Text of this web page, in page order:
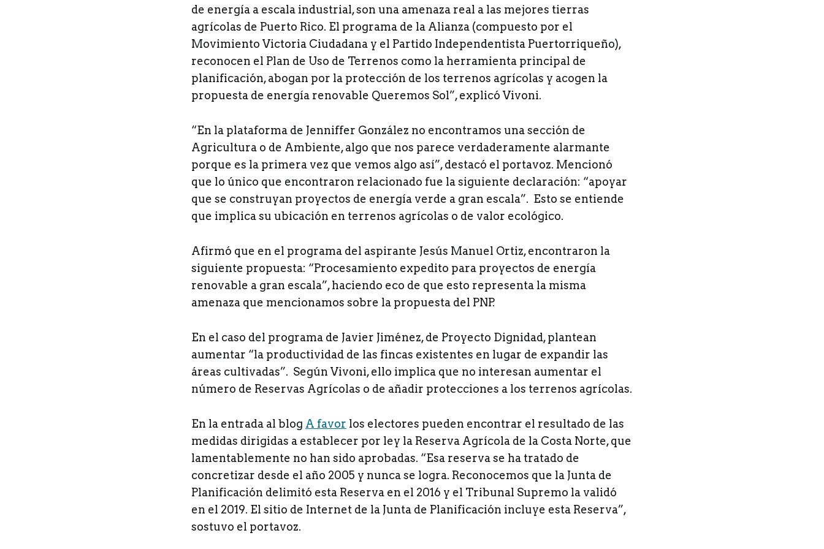
de energía a escala industrial, son una amenaza real a las mejores tierras
agrícolas de Puerto Rico. El programa de la Alianza (compuesto por el
Movimiento Victoria Ciudadana y el Partido Independentista Puertorriqueño),
reconocen el Plan de Uso de Terrenos como la herramienta principal de
planificación, abogan por la protección de los terrenos agrícolas y acogen la
propuesta de energía renovable Queremos Sol”, explicó Vivoni.
“En la plataforma de Jenniffer González no encontramos una sección de
Agricultura o de Ambiente, algo que nos parece verdaderamente alarmante
porque es la primera vez que vemos algo así”, destacó el portavoz. Mencionó
que lo único que encontraron relacionado fue la siguiente declaración: “apoyar
que se construyan proyectos de energía verde a gran escala”. Esto se entiende
que implica su ubicación en terrenos agrícolas o de valor ecológico.
Afirmó que en el programa del aspirante Jesús Manuel Ortiz, encontraron la
siguiente propuesta: “Procesamiento expedito para proyectos de energía
renovable a gran escala”, haciendo eco de que esto representa la misma
amenaza que mencionamos sobre la propuesta del PNP.
En el caso del programa de Javier Jiménez, de Proyecto Dignidad, plantean
aumentar “la productividad de las fincas existentes en lugar de expandir las
áreas cultivadas”. Según Vivoni, ello implica que no interesan aumentar el
número de Reservas Agrícolas o de añadir protecciones a los terrenos agrícolas.
En la entrada al blog A favor los electores pueden encontrar el resultado de las
medidas dirigidas a establecer por ley la Reserva Agrícola de la Costa Norte, que
lamentablemente no han sido aprobadas. “Esa reserva se ha tratado de
concretizar desde el año 2005 y nunca se logra. Reconocemos que la Junta de
Planificación delimitó esta Reserva en el 2016 y el Tribunal Supremo la validó
en el 2019. El sitio de Internet de la Junta de Planificación incluye esta Reserva”,
sostuvo el portavoz.